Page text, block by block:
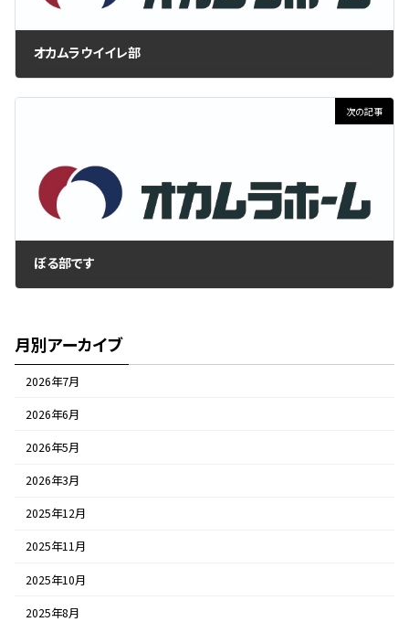
オカムラウイイレ部
次の記事
ぼる部です
月別アーカイブ
2026年7月
2026年6月
2026年5月
2026年3月
2025年12月
2025年11月
2025年10月
2025年8月